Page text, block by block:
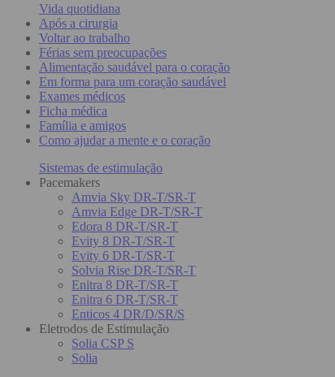
Vida quotidiana
Após a cirurgia
Voltar ao trabalho
Férias sem preocupações
Alimentação saudável para o coração
Em forma para um coração saudável
Exames médicos
Ficha médica
Família e amigos
Como ajudar a mente e o coração
Sistemas de estimulação
Pacemakers
Amvia Sky DR-T/SR-T
Amvia Edge DR-T/SR-T
Edora 8 DR-T/SR-T
Evity 8 DR-T/SR-T
Evity 6 DR-T/SR-T
Solvia Rise DR-T/SR-T
Enitra 8 DR-T/SR-T
Enitra 6 DR-T/SR-T
Enticos 4 DR/D/SR/S
Eletrodos de Estimulação
Solia CSP S
Solia